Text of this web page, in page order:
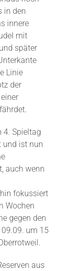
in den
innere
mit
später
Linie
der
4. Spieltag
und ist nun
auch wenn
fokussiert
Wochen
gegen den
um 15
aus